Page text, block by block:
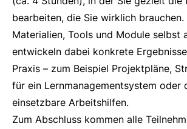
bearbeiten, die Sie wirklich brauchen.
Materialien, Tools und Module selbst
entwickeln dabei konkrete
Praxis – zum Beispiel Projektpläne,
für ein Lernmanagementsystem oder
einsetzbare Arbeitshilfen.
Zum Abschluss kommen alle